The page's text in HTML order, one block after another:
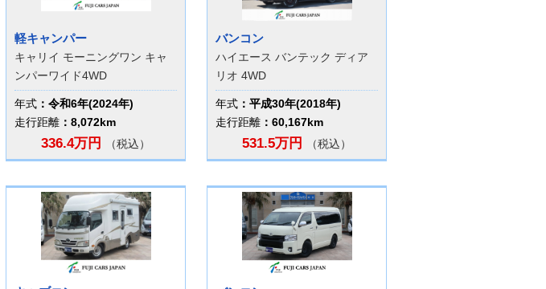
軽キャンパー
キャリイ モーニングワン キャ
ンパーワイド4WD
年式 ：令和6年(2024年)
走行距離 ：8,072km
336.4万円 （税込）
バンコン
ハイエース バンテック ディア
リオ 4WD
年式 ：平成30年(2018年)
走行距離 ：60,167km
531.5万円 （税込）